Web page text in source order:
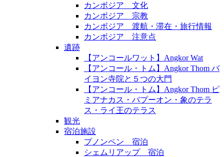
カンボジア 文化
カンボジア 宗教
カンボジア 渡航・滞在・旅行情報
カンボジア 注意点
遺跡
【アンコールワット】Angkor Wat
【アンコール・トム】Angkor Thom バ
イヨン寺院と５つの大門
【アンコール・トム】Angkor Thom ピ
ミアナカス・バプーオン・象のテラ
ス・ライ王のテラス
観光
宿泊施設
プノンペン 宿泊
シェムリアップ 宿泊